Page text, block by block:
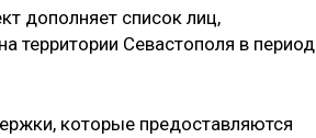
дополняет список лиц,
территории Севастополя в период
которые предоставляются